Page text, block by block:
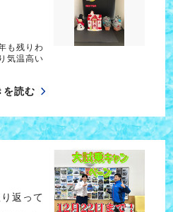
も残りわ
気温高い
を読む
返って